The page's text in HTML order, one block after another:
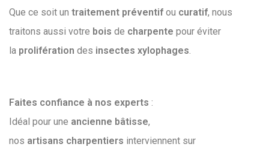
Que ce soit un traitement préventif ou curatif, nous
traitons aussi votre bois de charpente pour éviter
la prolifération des insectes xylophages.
Faites confiance à nos experts :
Idéal pour une ancienne bâtisse,
nos artisans charpentiers interviennent sur